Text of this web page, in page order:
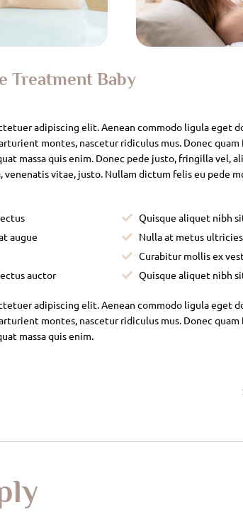
Treatment Baby
adipiscing elit. Aenean commodo ligula eget
montes, nascetur ridiculus mus. Donec
massa quis enim. Donec pede justo, fringilla vel,
venenatis vitae, justo. Nullam dictum felis eu pede
augue
auctor
Quisque aliquet nibh
Nulla at metus
Curabitur mollis ex
Quisque aliquet nibh
adipiscing elit. Aenean commodo ligula eget
montes, nascetur ridiculus mus. Donec
massa quis enim.